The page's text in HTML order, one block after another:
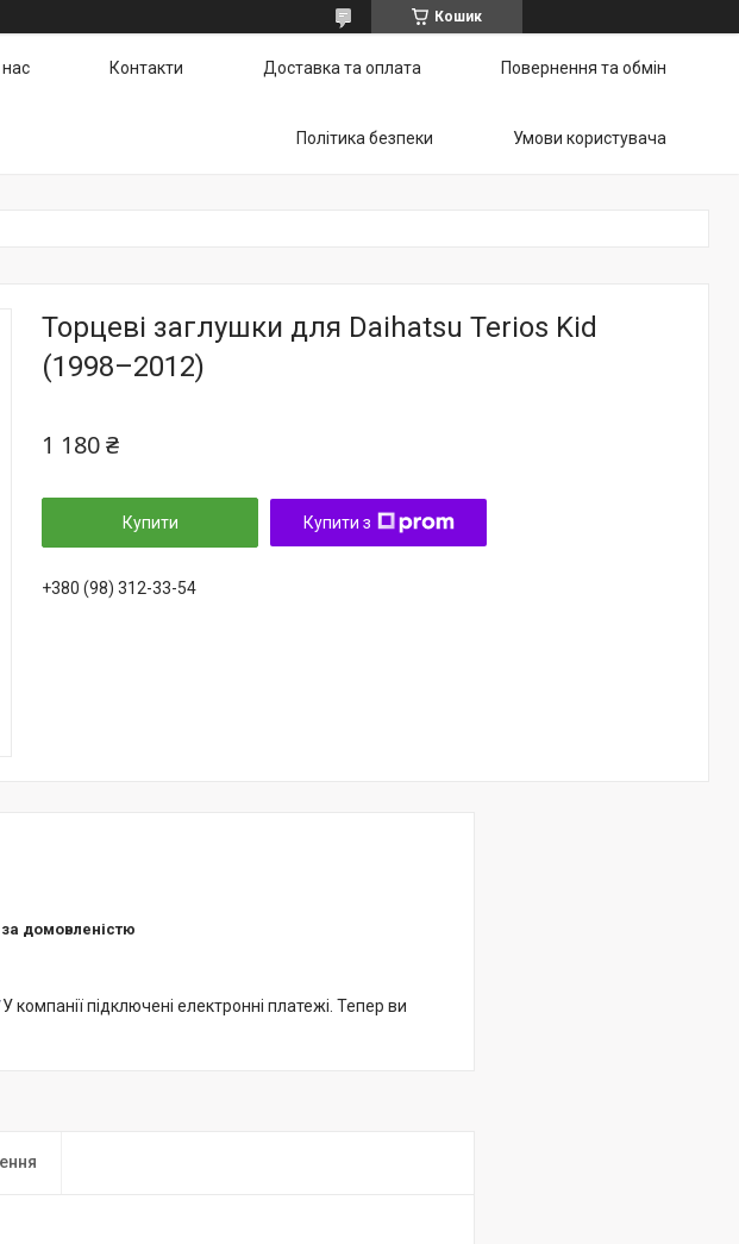
Кошик
Контакти Доставка та оплата Повернення та обмін
Політика безпеки Умови користувача
Торцеві заглушки для Daihatsu Terios Kid
(1998–2012)
1 180 ₴
Купити Купити з
+380 (98) 312-33-54
за домовленістю
У компанії підключені електронні платежі. Тепер ви